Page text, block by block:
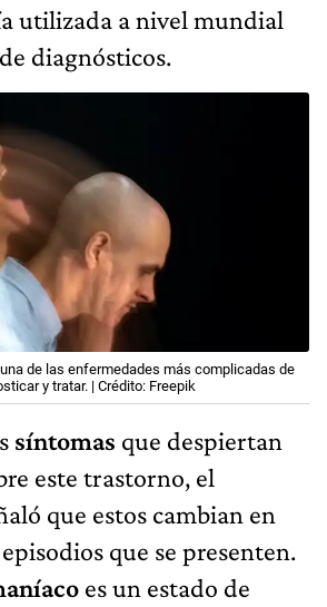
utilizada a nivel mundial
diagnósticos.
de las enfermedades más complicadas de
y tratar. | Crédito: Freepik
síntomas que despiertan
este trastorno, el
que estos cambian en
que se presenten.
es un estado de